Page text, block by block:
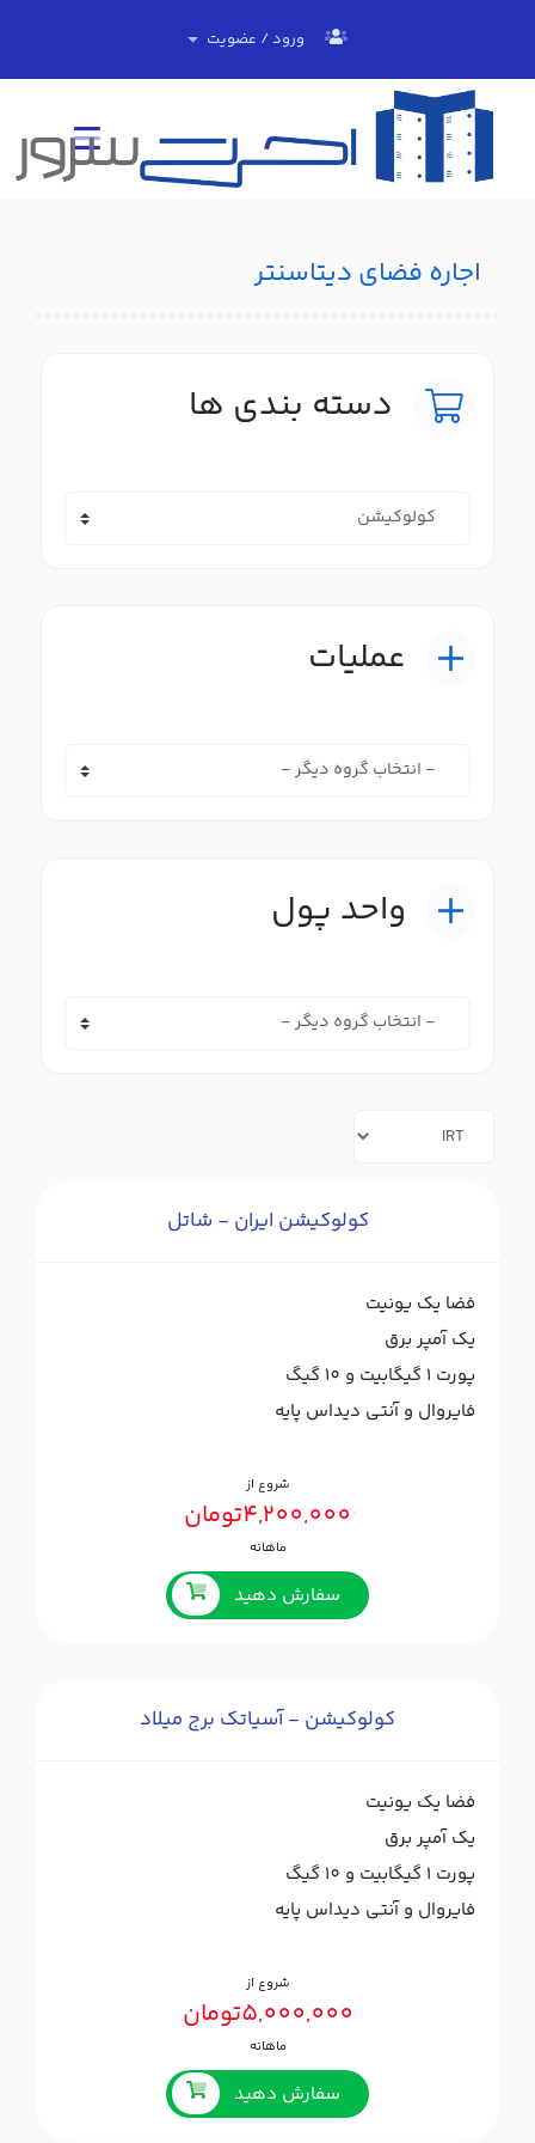
ورود / عضویت
اجاره فضای دیتاسنتر
دسته بندی ها
عملیات
واحد پول
کولوکیشن ایران - شاتل
فضا یک یونیت
یک آمپر برق
پورت ۱ گیگابیت و 10 گیگ
فایروال و آنتی دیداس پایه
شروع از
4,200,000تومان
ماهانه
سفارش دهید
کولوکیشن - آسیاتک برج میلاد
فضا یک یونیت
یک آمپر برق
پورت ۱ گیگابیت و 10 گیگ
فایروال و آنتی دیداس پایه
شروع از
5,000,000تومان
ماهانه
سفارش دهید